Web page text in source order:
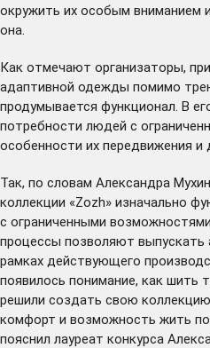
окружить их особым вниманием
она.
Как отмечают организаторы,
адаптивной одежды помимо
продумывается функционал. В
потребности людей с
особенности их передвижения и
Так, по словам Александра
коллекции «Zozh» изначально
с ограниченными
процессы позволяют
рамках действующего
появилось понимание, как шить
решили создать свою
комфорт и возможность жить
пояснил лауреат конкурса